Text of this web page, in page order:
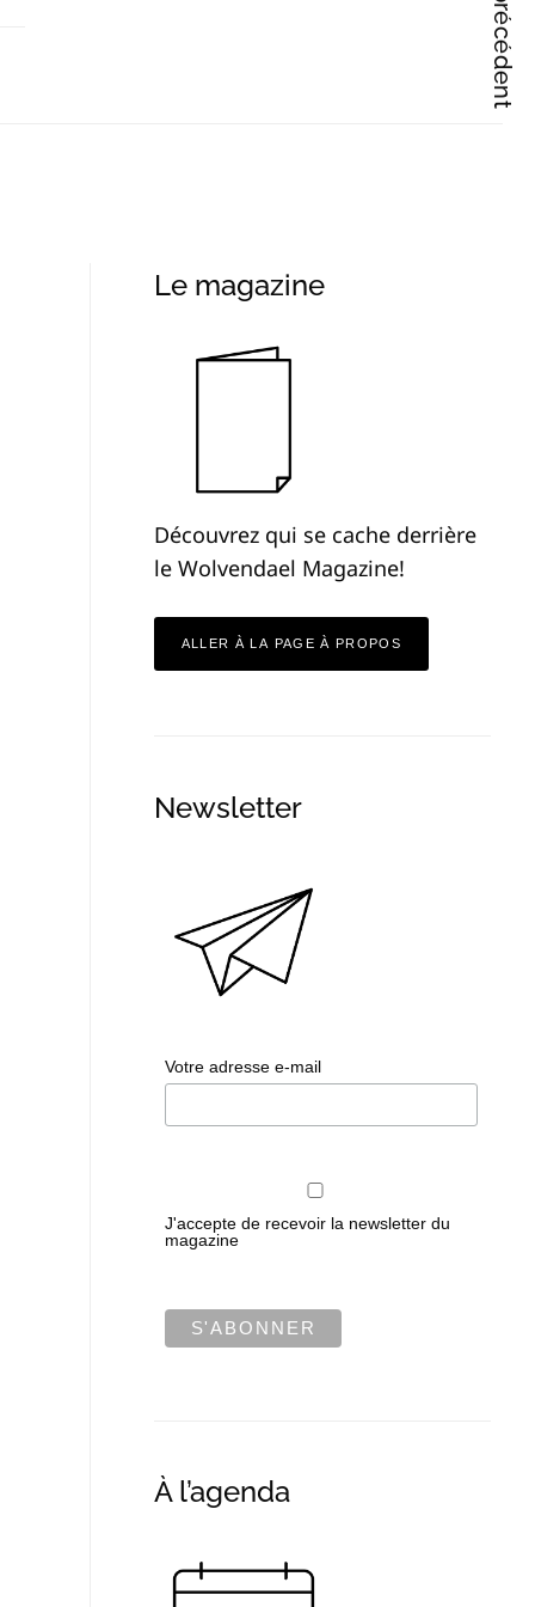
Le magazine
Découvrez qui se cache derrière
le Wolvendael Magazine!
ALLER À LA PAGE À PROPOS
Newsletter
Votre adresse e-mail
J'accepte de recevoir la newsletter du
magazine
À l’agenda